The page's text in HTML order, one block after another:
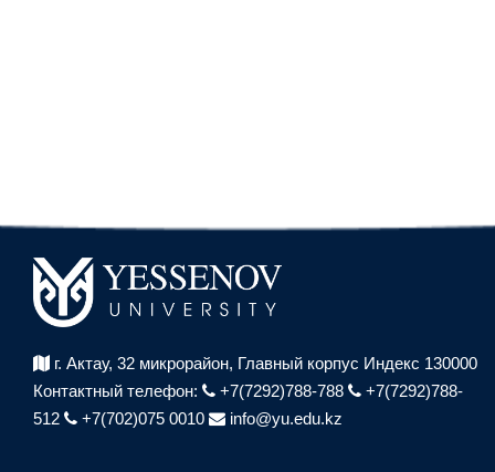
г. Актау, 32 микрорайон, Главный корпус Индекс 130000
Контактный телефон:
+7(7292)788-788
+7(7292)788-
512
+7(702)075 0010 info@yu.edu.kz